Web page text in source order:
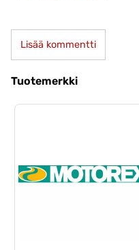
Lisää kommentti
Tuotemerkki